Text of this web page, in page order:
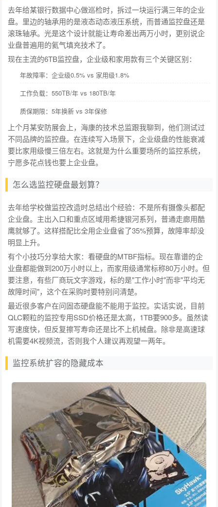
去年给某银行数据中心做巡检时，拆过一块运行满三年的企业
盘。里边的轴承用的是液态动态液压系统，而普通监控盘还是
滚珠轴承。光是这个设计就能让寿命差出两万小时，更别说企
业盘普遍用的氦气填充技术了。
现在主流的6TB监控盘，企业级和家用款有三个关键区别：
年故障率：企业级0.5% vs 家用级1.8%
工作负载：550TB/年 vs 180TB/年
质保期限：5年换新 vs 3年保修
上个月某安防展会上，海康的技术总监跟我聊到，他们测试过
不同品牌的监控盘。在连续写入场景下，企业级盘的性能衰减
要比家用级慢三倍左右。这就是为什么重要场所的监控系统，
宁愿多花点钱也要上企业盘。
怎么选监控硬盘最划算？
去年给学校做监控改造时总结出个经验：不是所有摄像头都配
企业盘。主出入口和重点区域用希捷银河系列，普通走廊用酷
鹰就够了。这样搭配比全用企业盘省了35%预算，故障率却没
明显上升。
有个小技巧分享给大家：看硬盘的MTBF指标。现在靠谱的企
业盘都能做到200万小时以上，而家用级通常标称80万小时。但
要注意，有些厂商玩文字游戏，标的是"工作小时"而非"平均无
故障时间"，这个在采购时要特别问清楚。
最近很多客户在问固态硬盘能不能用于监控。实话实说，目前
QLC颗粒的监控专用SSD价格还是太高，1TB要900多。虽然读
写速度快，但反复擦写寿命还是比不上机械盘。除非是高速球
机需要4K视频流，否则我个人建议再观望一两年。
监控系统扩容的隐藏成本